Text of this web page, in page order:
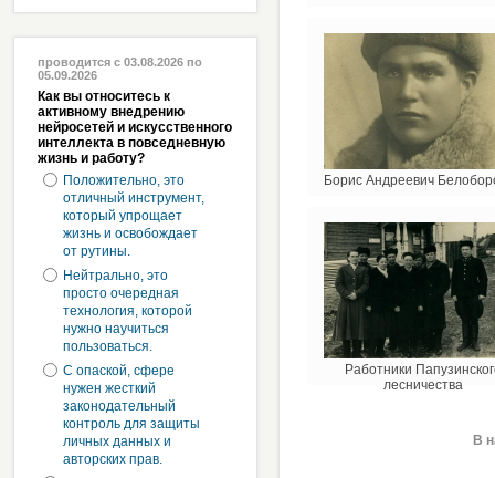
проводится с 03.08.2026 по
05.09.2026
Как вы относитесь к
активному внедрению
нейросетей и искусственного
интеллекта в повседневную
жизнь и работу?
Положительно, это
отличный инструмент,
который упрощает
жизнь и освобождает
от рутины.
Нейтрально, это
просто очередная
технология, которой
нужно научиться
пользоваться.
С опаской, сфере
нужен жесткий
законодательный
контроль для защиты
личных данных и
авторских прав.
Борис Андреевич
Работники
лесничества
В